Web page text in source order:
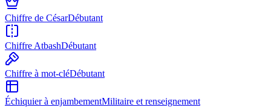
Chiffre de CésarDébutant
Chiffre AtbashDébutant
Chiffre à mot-cléDébutant
Échiquier à enjambementMilitaire et renseignement